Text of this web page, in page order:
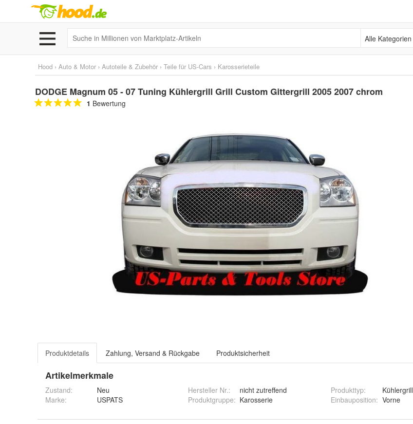
Alle Kategorien
Hood › Auto & Motor › Autoteile & Zubehör › Teile für US-Cars › Karosserieteile
DODGE Magnum 05 - 07 Tuning Kühlergrill Grill Custom Gittergrill 2005 2007 chrom
1 Bewertung
Produktdetails Zahlung, Versand & Rückgabe Produktsicherheit
Artikelmerkmale
Zustand:
Neu
Marke:
USPATS
Hersteller Nr.:
nicht zutreffend
Produktgruppe: Karosserie
Produkttyp:
Kühlergrill
Einbauposition: Vorne